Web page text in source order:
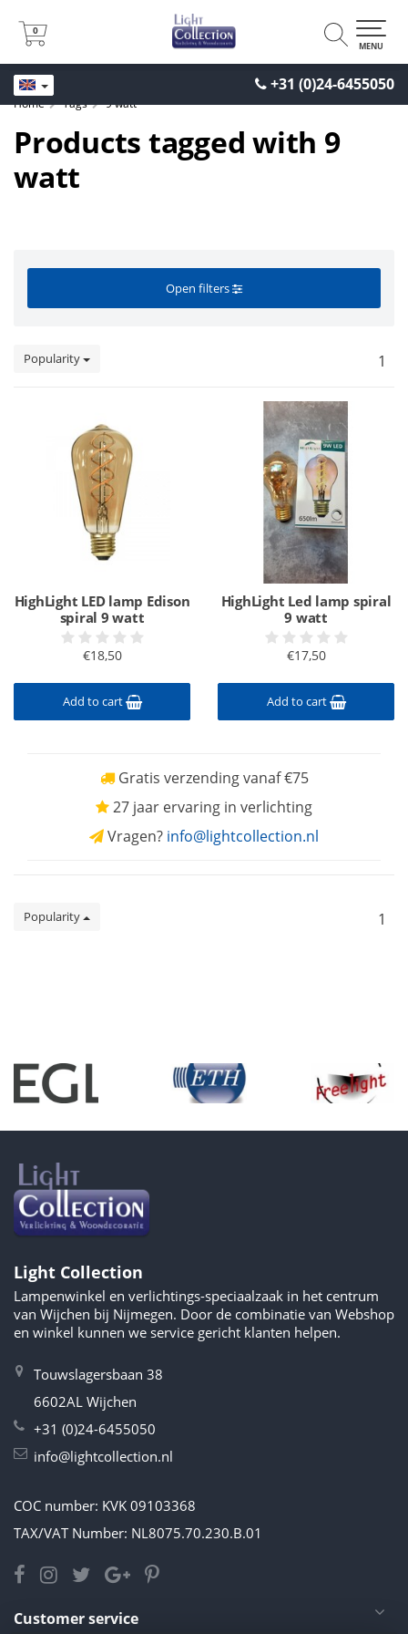
+31 (0)24-6455050
0
0
MENU
Home Tags 9 watt
Products tagged with 9
watt
Open filters
Popularity 1
HighLight LED lamp Edison
spiral 9 watt
€18,50
Add to cart
HighLight Led lamp spiral
9 watt
€17,50
Add to cart
Gratis verzending vanaf €75
27 jaar ervaring in verlichting
Vragen? info@lightcollection.nl
Popularity 1
Light Collection
Lampenwinkel en verlichtings-speciaalzaak in het centrum
van Wijchen bij Nijmegen. Door de combinatie van Webshop
en winkel kunnen we service gericht klanten helpen.
Touwslagersbaan 38
6602AL Wijchen
+31 (0)24-6455050
info@lightcollection.nl
COC number: KVK 09103368
TAX/VAT Number: NL8075.70.230.B.01
Customer service